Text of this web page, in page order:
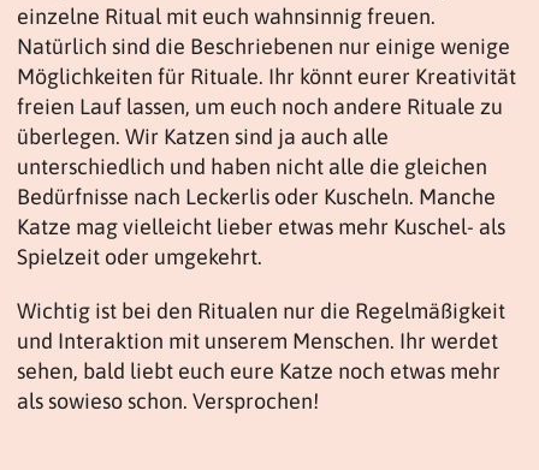
einzelne Ritual mit euch wahnsinnig freuen.
Natürlich sind die Beschriebenen nur einige wenige
Möglichkeiten für Rituale. Ihr könnt eurer Kreativität
freien Lauf lassen, um euch noch andere Rituale zu
überlegen. Wir Katzen sind ja auch alle
unterschiedlich und haben nicht alle die gleichen
Bedürfnisse nach Leckerlis oder Kuscheln. Manche
Katze mag vielleicht lieber etwas mehr Kuschel- als
Spielzeit oder umgekehrt.
Wichtig ist bei den Ritualen nur die Regelmäßigkeit
und Interaktion mit unserem Menschen. Ihr werdet
sehen, bald liebt euch eure Katze noch etwas mehr
als sowieso schon. Versprochen!